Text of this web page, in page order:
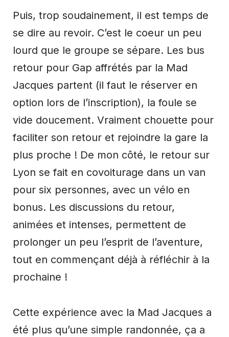
Puis, trop soudainement, il est temps de
se dire au revoir. C’est le coeur un peu
lourd que le groupe se sépare. Les bus
retour pour Gap affrétés par la Mad
Jacques partent (il faut le réserver en
option lors de l’inscription), la foule se
vide doucement. Vraiment chouette pour
faciliter son retour et rejoindre la gare la
plus proche ! De mon côté, le retour sur
Lyon se fait en covoiturage dans un van
pour six personnes, avec un vélo en
bonus. Les discussions du retour,
animées et intenses, permettent de
prolonger un peu l’esprit de l’aventure,
tout en commençant déjà à réfléchir à la
prochaine !
Cette expérience avec la Mad Jacques a
été plus qu’une simple randonnée, ça a